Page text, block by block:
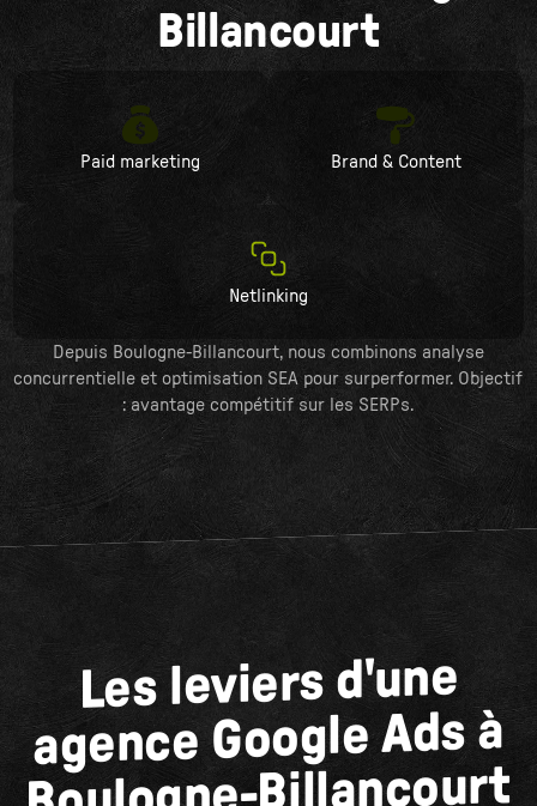
Billancourt
Paid marketing Brand & Content
Netlinking
Depuis Boulogne-Billancourt, nous combinons analyse
concurrentielle et optimisation SEA pour surperformer. Objectif
: avantage compétitif sur les SERPs.
Les leviers d'une
agence Google Ads à